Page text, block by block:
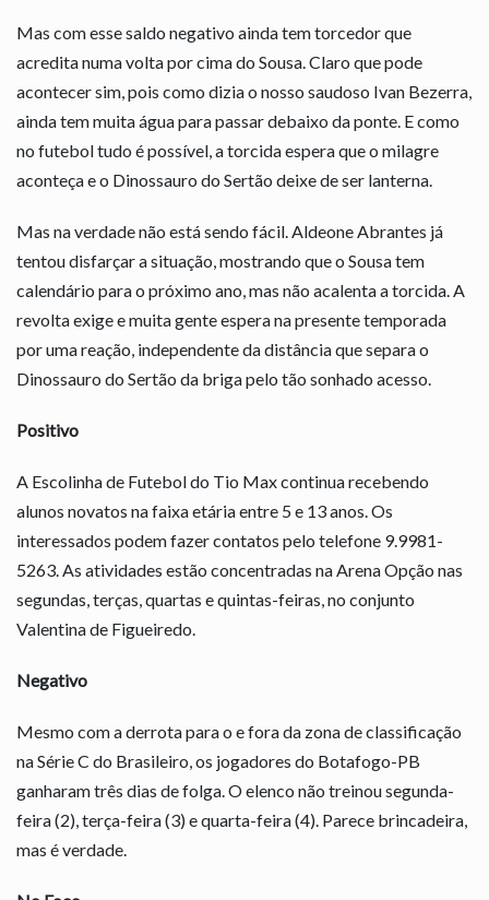
Mas com esse saldo negativo ainda tem torcedor que
acredita numa volta por cima do Sousa. Claro que pode
acontecer sim, pois como dizia o nosso saudoso Ivan Bezerra,
ainda tem muita água para passar debaixo da ponte. E como
no futebol tudo é possível, a torcida espera que o milagre
aconteça e o Dinossauro do Sertão deixe de ser lanterna.
Mas na verdade não está sendo fácil. Aldeone Abrantes já
tentou disfarçar a situação, mostrando que o Sousa tem
calendário para o próximo ano, mas não acalenta a torcida. A
revolta exige e muita gente espera na presente temporada
por uma reação, independente da distância que separa o
Dinossauro do Sertão da briga pelo tão sonhado acesso.
Positivo
A Escolinha de Futebol do Tio Max continua recebendo
alunos novatos na faixa etária entre 5 e 13 anos. Os
interessados podem fazer contatos pelo telefone 9.9981-
5263. As atividades estão concentradas na Arena Opção nas
segundas, terças, quartas e quintas-feiras, no conjunto
Valentina de Figueiredo.
Negativo
Mesmo com a derrota para o e fora da zona de classificação
na Série C do Brasileiro, os jogadores do Botafogo-PB
ganharam três dias de folga. O elenco não treinou segunda-
feira (2), terça-feira (3) e quarta-feira (4). Parece brincadeira,
mas é verdade.